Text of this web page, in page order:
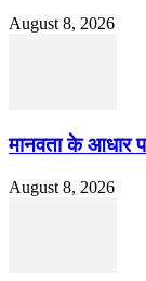
August 8, 2026
मानवता के आधार
August 8, 2026